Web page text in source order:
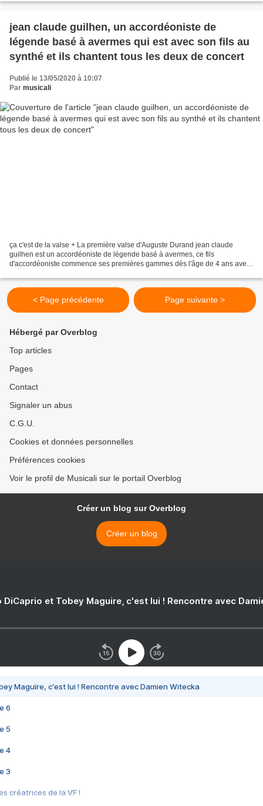
jean claude guilhen, un accordéoniste de
légende basé à avermes qui est avec son fils au
synthé et ils chantent tous les deux de concert
Publié le 13/05/2020 à 10:07
Par musicali
ça c'est de la valse + La première valse d'Auguste Durand jean claude
guilhen est un accordéoniste de légende basé à avermes, ce fils
d'accordéoniste commence ses premières gammes dès l'âge de 4 ans avec
< Page précédente Page suivante >
Hébergé par Overblog
Top articles
Pages
Contact
Signaler un abus
C.G.U.
Cookies et données personnelles
Préférences cookies
Voir le profil de Musicali sur le portail Overblog
Créer un blog sur Overblog
Créer un blog
DiCaprio et Tobey Maguire, c'est lui ! Rencontre avec
Maguire, c'est lui ! Rencontre avec Damien Witecka
6
5
4
3
créatrices de la VF !